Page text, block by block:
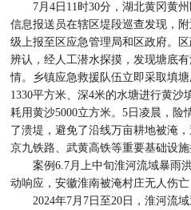
7月4日11时30分，湖北黄冈黄州
信息报送员在辖区堤段巡查发现，
级上报至区应急管理局和区政府。
辨认，经人工潜水探摸，发现塘底
情。乡镇应急救援队伍立即采取填
1330平方米、深4米的水塘进行黄沙
耗用黄沙5000立方米。5日凌晨，
了溃堤，避免了沿线万亩耕地被淹，
京九铁路、武黄高铁等重要基础设施
案例6.7月上中旬淮河流域暴雨洪
动响应，安徽淮南被淹村庄无人伤亡
2024年7月7日至20日，淮河流域